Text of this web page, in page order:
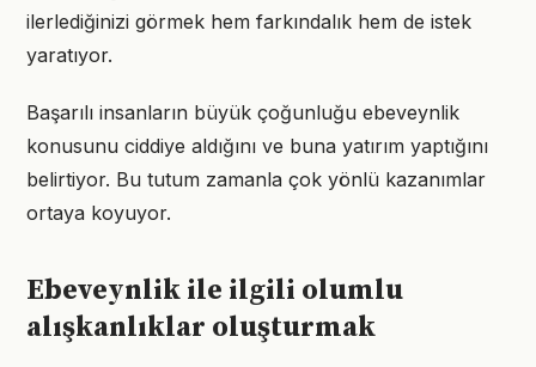
ilerlediğinizi görmek hem farkındalık hem de istek
yaratıyor.
Başarılı insanların büyük çoğunluğu ebeveynlik
konusunu ciddiye aldığını ve buna yatırım yaptığını
belirtiyor. Bu tutum zamanla çok yönlü kazanımlar
ortaya koyuyor.
Ebeveynlik ile ilgili olumlu
alışkanlıklar oluşturmak